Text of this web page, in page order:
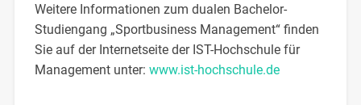
Weitere Informationen zum dualen Bachelor-
Studiengang „Sportbusiness Management“ finden
Sie auf der Internetseite der IST-Hochschule für
Management unter: www.ist-hochschule.de